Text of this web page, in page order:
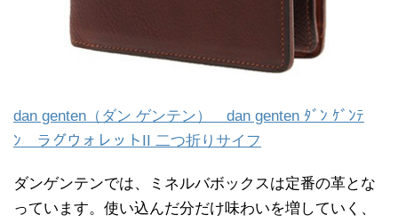
dan genten（ダン ゲンテン） dan genten ﾀﾞﾝ ｹﾞﾝﾃ
ﾝ ラグウォレットII 二つ折りサイフ
ダンゲンテンでは、ミネルバボックスは定番の革とな
っています。使い込んだ分だけ味わいを増していく、